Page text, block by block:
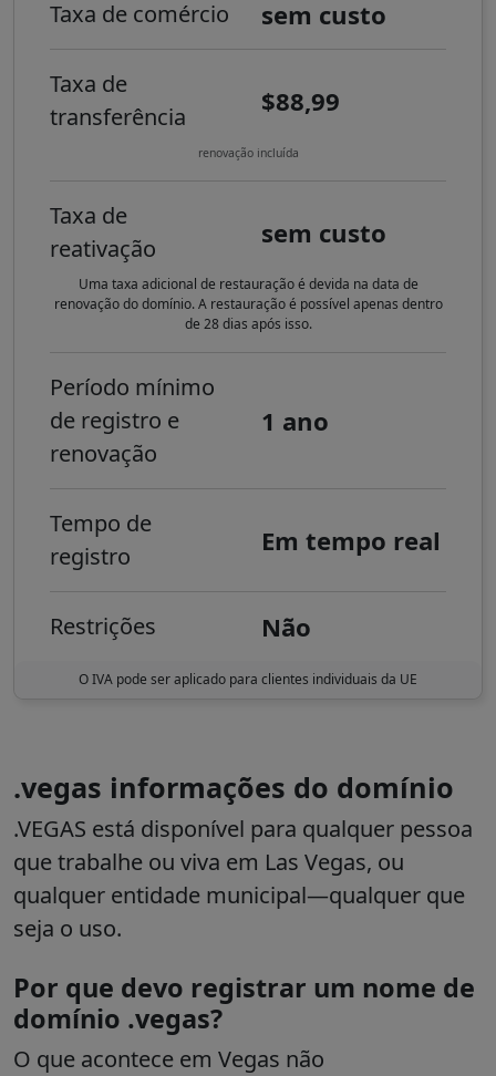
Taxa de comércio sem custo
Taxa de
transferência
$88,99
renovação incluída
Taxa de
reativação
sem custo
Uma taxa adicional de restauração é devida na data de
renovação do domínio. A restauração é possível apenas dentro
de 28 dias após isso.
Período mínimo
de registro e
renovação
1 ano
Tempo de
registro
Em tempo real
Restrições Não
O IVA pode ser aplicado para clientes individuais da UE
.vegas informações do domínio
.VEGAS está disponível para qualquer pessoa
que trabalhe ou viva em Las Vegas, ou
qualquer entidade municipal—qualquer que
seja o uso.
Por que devo registrar um nome de
domínio .vegas?
O que acontece em Vegas não